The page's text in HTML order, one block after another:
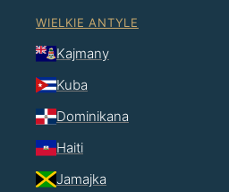
WIELKIE ANTYLE
Kajmany
Kuba
Dominikana
Haiti
Jamajka